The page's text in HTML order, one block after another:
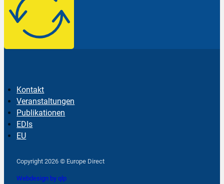
Kontakt
Veranstaltungen
Publikationen
EDIs
EU
Copyright 2026 © Europe Direct
Webdesign by qlp